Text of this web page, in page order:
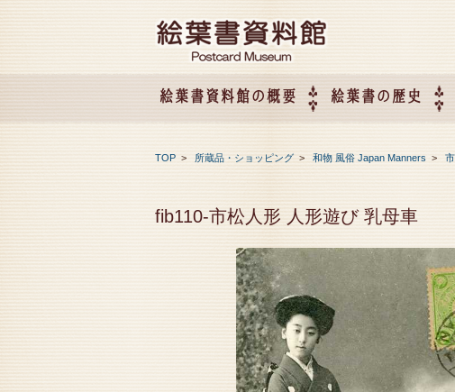
絵葉書資料館の概要 絵葉書の歴史
TOP > 所蔵品・ショッピング > 和物 風俗 Japan Manners >
fib110-市松人形 人形遊び 乳母車